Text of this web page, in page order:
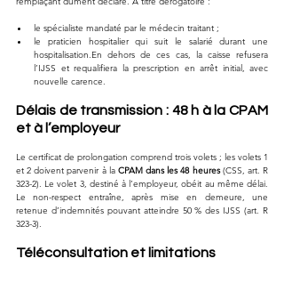
le spécialiste mandaté par le médecin traitant ;
le praticien hospitalier qui suit le salarié durant une
hospitalisation.En dehors de ces cas, la caisse refusera
l’IJSS et requalifiera la prescription en arrêt initial, avec
nouvelle carence.
Délais de transmission : 48 h à la CPAM
et à l’employeur
Le certificat de prolongation comprend trois volets ; les volets 1
et 2 doivent parvenir à la CPAM dans les 48 heures (CSS, art. R
323-2). Le volet 3, destiné à l’employeur, obéit au même délai.
Le non-respect entraîne, après mise en demeure, une
retenue d’indemnités pouvant atteindre 50 % des IJSS (art. R
323-3).
Téléconsultation et limitations